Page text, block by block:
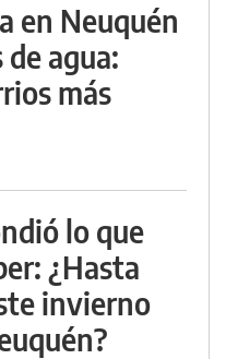
en Neuquén
agua:
más
lo que
¿Hasta
invierno